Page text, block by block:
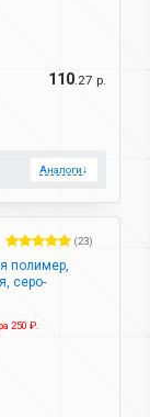
110 .27 р.
Аналоги↓
(23)
полимер,
серо-
250 ₽.